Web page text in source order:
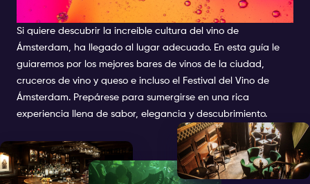
VINOTECAS
Si quiere descubrir la increíble cultura del vino de
Ámsterdam, ha llegado al lugar adecuado. En esta guía le
guiaremos por los mejores bares de vinos de la ciudad,
cruceros de vino y queso e incluso el Festival del Vino de
Ámsterdam. Prepárese para sumergirse en una rica
experiencia llena de sabor, elegancia y descubrimiento.